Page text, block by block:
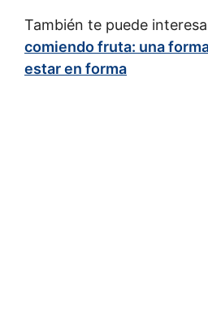
También te puede
comiendo fruta: una
estar en forma